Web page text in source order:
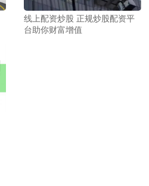
线上配资炒股 正规炒股配资平
台助你财富增值